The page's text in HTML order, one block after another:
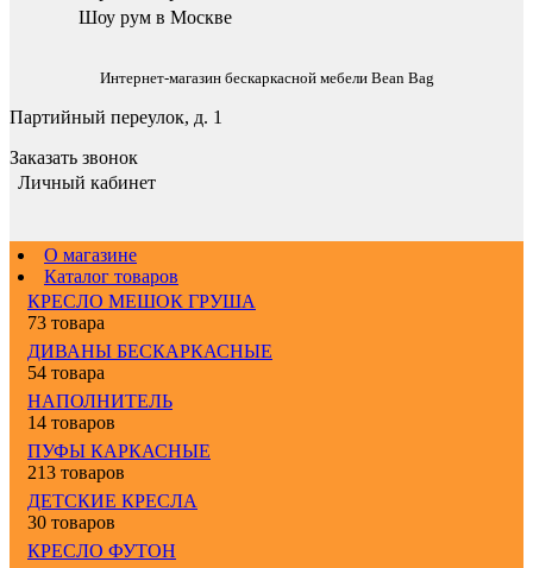
Шоу рум в Москве
Интернет-магазин бескаркасной мебели Bean Bag
Партийный переулок, д. 1
Заказать звонок
Личный кабинет
О магазине
Каталог товаров
КРЕСЛО МЕШОК ГРУША
73 товара
ДИВАНЫ БЕСКАРКАСНЫЕ
54 товара
НАПОЛНИТЕЛЬ
14 товаров
ПУФЫ КАРКАСНЫЕ
213 товаров
ДЕТСКИЕ КРЕСЛА
30 товаров
КРЕСЛО ФУТОН